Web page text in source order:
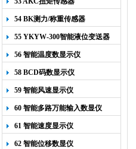
54 BK测力/称重传感器
55 YKYW-300智能液位变送器
56 智能温度数显示仪
58 BCD码数显示仪
59 智能风速显示仪
60 智能多路万能输入数显仪
61 智能速度显示仪
62 智能位移数显仪